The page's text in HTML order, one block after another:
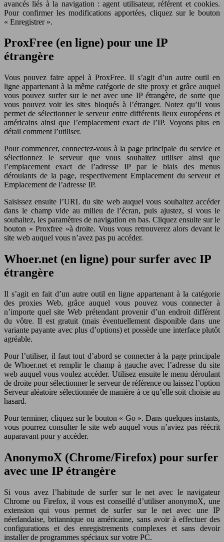
avancés liés à la navigation : agent utilisateur, référent et cookies.
Pour confirmer les modifications apportées, cliquez sur le bouton
« Enregistrer ».
ProxFree (en ligne) pour une IP
étrangère
Vous pouvez faire appel à ProxFree. Il s’agit d’un autre outil en
ligne appartenant à la même catégorie de site proxy et grâce auquel
vous pouvez surfer sur le net avec une IP étrangère, de sorte que
vous pouvez voir les sites bloqués à l’étranger. Notez qu’il vous
permet de sélectionner le serveur entre différents lieux européens et
américains ainsi que l’emplacement exact de l’IP. Voyons plus en
détail comment l’utiliser.
Pour commencer, connectez-vous à la page principale du service et
sélectionnez le serveur que vous souhaitez utiliser ainsi que
l’emplacement exact de l’adresse IP par le biais des menus
déroulants de la page, respectivement Emplacement du serveur et
Emplacement de l’adresse IP.
Saisissez ensuite l’URL du site web auquel vous souhaitez accéder
dans le champ vide au milieu de l’écran, puis ajustez, si vous le
souhaitez, les paramètres de navigation en bas. Cliquez ensuite sur le
bouton « Proxfree »à droite. Vous vous retrouverez alors devant le
site web auquel vous n’avez pas pu accéder.
Whoer.net (en ligne) pour surfer avec IP
étrangère
Il s’agit en fait d’un autre outil en ligne appartenant à la catégorie
des proxies Web, grâce auquel vous pouvez vous connecter à
n’importe quel site Web prétendant provenir d’un endroit différent
du vôtre. Il est gratuit (mais éventuellement disponible dans une
variante payante avec plus d’options) et possède une interface plutôt
agréable.
Pour l’utiliser, il faut tout d’abord se connecter à la page principale
de Whoer.net et remplir le champ à gauche avec l’adresse du site
web auquel vous voulez accéder. Utilisez ensuite le menu déroulant
de droite pour sélectionner le serveur de référence ou laissez l’option
Serveur aléatoire sélectionnée de manière à ce qu’elle soit choisie au
hasard.
Pour terminer, cliquez sur le bouton « Go ». Dans quelques instants,
vous pourrez consulter le site web auquel vous n’aviez pas réécrit
auparavant pour y accéder.
AnonymoX (Chrome/Firefox) pour surfer
avec une IP étrangère
Si vous avez l’habitude de surfer sur le net avec le navigateur
Chrome ou Firefox, il vous est conseillé d’utiliser anonymoX, une
extension qui vous permet de surfer sur le net avec une IP
néerlandaise, britannique ou américaine, sans avoir à effectuer des
configurations et des enregistrements complexes et sans devoir
installer de programmes spéciaux sur votre PC.